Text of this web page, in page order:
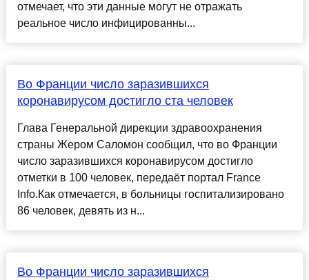
отмечает, что эти данные могут не отражать
реальное число инфицированны...
Во Франции число заразившихся
коронавирусом достигло ста человек
Глава Генеральной дирекции здравоохранения
страны Жером Саломон сообщил, что во Франции
число заразившихся коронавирусом достигло
отметки в 100 человек, передаёт портал France
Info.Как отмечается, в больницы госпитализировано
86 человек, девять из н...
Во Франции число заразившихся